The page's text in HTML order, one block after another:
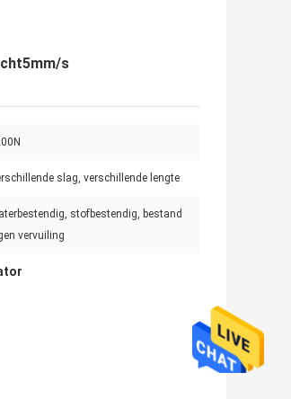
s
slag, verschillende lengte
stofbestendig, bestand
vervuiling